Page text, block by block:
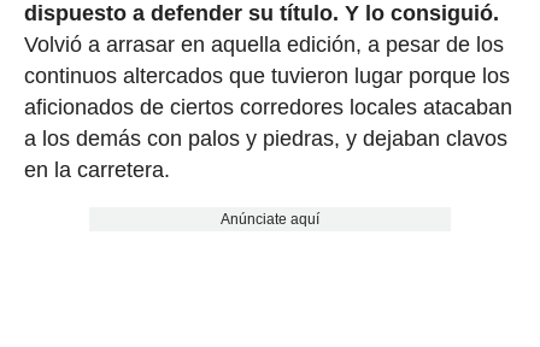
dispuesto a defender su título. Y lo consiguió.
Volvió a arrasar en aquella edición, a pesar de los
continuos altercados que tuvieron lugar porque los
aficionados de ciertos corredores locales atacaban
a los demás con palos y piedras, y dejaban clavos
en la carretera.
Anúnciate aquí